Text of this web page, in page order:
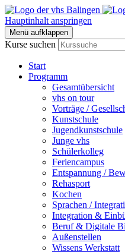
Hauptinhalt anspringen
Menü aufklappen
Kurse suchen
Start
Programm
Gesamtübersicht
vhs on tour
Vorträge /
Kunstschule
Jugendkunstschule
Junge vhs
Schülerkolleg
Feriencampus
Entspannung /
Rehasport
Kochen
Sprachen /
Integration &
Beruf & Digitale
Außenstellen
Wissens Werkstatt